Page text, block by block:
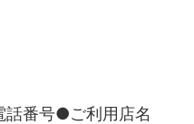
番号●ご利用店名